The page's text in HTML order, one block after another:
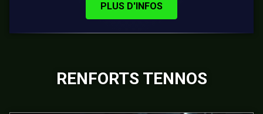
PLUS D'INFOS
RENFORTS TENNOS